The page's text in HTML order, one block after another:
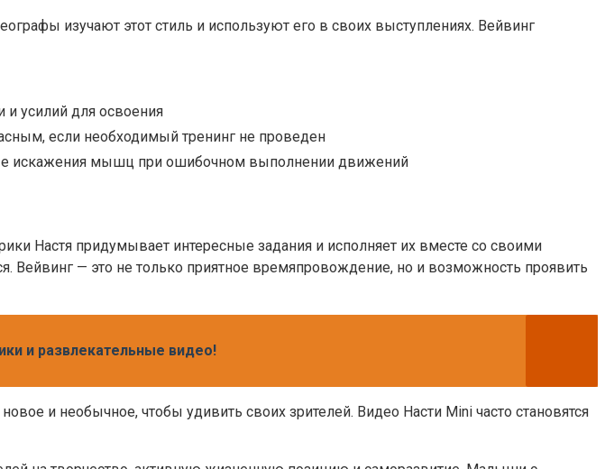
изучают этот стиль и используют его в своих выступлениях. Вейвинг
и усилий для освоения
если необходимый тренинг не проведен
искажения мышц при ошибочном выполнении движений
Настя придумывает интересные задания и исполняет их вместе со своими
Вейвинг — это не только приятное времяпровождение, но и возможность проявить
и развлекательные видео!
и необычное, чтобы удивить своих зрителей. Видео Насти Mini часто становятся